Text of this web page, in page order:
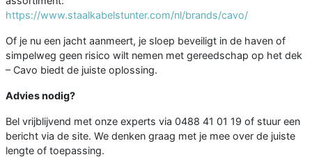
https://www.staalkabelstunter.com/nl/brands/cavo/
Of je nu een jacht aanmeert, je sloep beveiligt in de haven of
simpelweg geen risico wilt nemen met gereedschap op het dek
– Cavo biedt de juiste oplossing.
Advies nodig?
Bel vrijblijvend met onze experts via 0488 41 01 19 of stuur een
bericht via de site. We denken graag met je mee over de juiste
lengte of toepassing.